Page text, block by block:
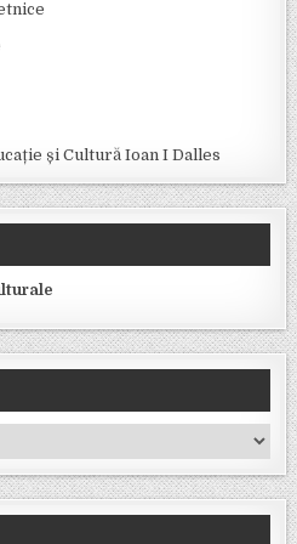
și Cultură Ioan I Dalles